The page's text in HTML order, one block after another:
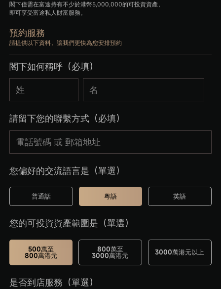
閣下僅需在富途持有不少於港幣5,000,000的可投資資產，
即可享受富途私人財富服務。
預約服務
請提供以下資料，讓我們更快為您安排預約
閣下如何稱呼（必填）
請留下您的聯繫方式（必填）
您偏好的交流語言是（單選）
普通話 粵語 英語
您的可投資資產範圍是（單選）
500萬至
800萬港元
800萬至
3000萬港元 3000萬港元以上
是否到店服務（單選）